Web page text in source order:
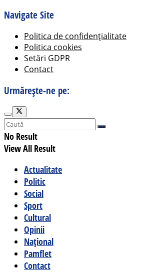
Navigate Site
Politica de confidențialitate
Politica cookies
Setări GDPR
Contact
Urmărește-ne pe:
No Result
View All Result
Actualitate
Politic
Social
Sport
Cultural
Opinii
Național
Pamflet
Contact